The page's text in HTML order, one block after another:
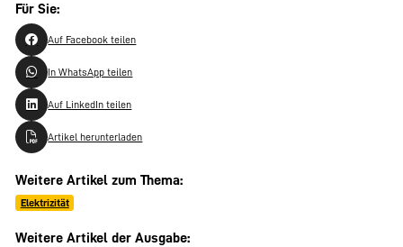
Für Sie:
Auf Facebook teilen
In WhatsApp teilen
Auf LinkedIn teilen
Artikel herunterladen
Weitere Artikel zum Thema:
Elektrizität
Weitere Artikel der Ausgabe: